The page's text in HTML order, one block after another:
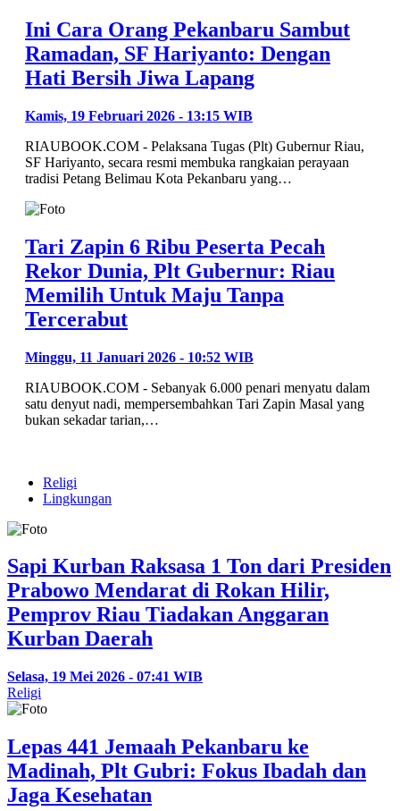
Ini Cara Orang Pekanbaru Sambut
Ramadan, SF Hariyanto: Dengan
Hati Bersih Jiwa Lapang
Kamis, 19 Februari 2026 - 13:15 WIB
RIAUBOOK.COM - Pelaksana Tugas (Plt) Gubernur Riau,
SF Hariyanto, secara resmi membuka rangkaian perayaan
tradisi Petang Belimau Kota Pekanbaru yang…
Tari Zapin 6 Ribu Peserta Pecah
Rekor Dunia, Plt Gubernur: Riau
Memilih Untuk Maju Tanpa
Tercerabut
Minggu, 11 Januari 2026 - 10:52 WIB
RIAUBOOK.COM - Sebanyak 6.000 penari menyatu dalam
satu denyut nadi, mempersembahkan Tari Zapin Masal yang
bukan sekadar tarian,…
Religi
Lingkungan
Sapi Kurban Raksasa 1 Ton dari Presiden
Prabowo Mendarat di Rokan Hilir,
Pemprov Riau Tiadakan Anggaran
Kurban Daerah
Selasa, 19 Mei 2026 - 07:41 WIB
Religi
Lepas 441 Jemaah Pekanbaru ke
Madinah, Plt Gubri: Fokus Ibadah dan
Jaga Kesehatan